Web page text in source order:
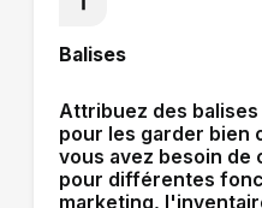
Balises
Attribuez des balises
pour les garder bien
vous avez besoin de
pour différentes
marketing,